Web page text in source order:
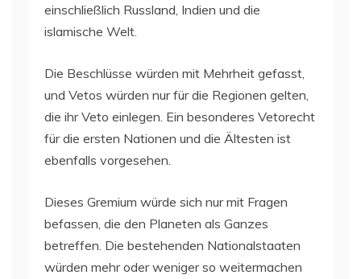
einschließlich Russland, Indien und die
islamische Welt.
Die Beschlüsse würden mit Mehrheit gefasst,
und Vetos würden nur für die Regionen gelten,
die ihr Veto einlegen. Ein besonderes Vetorecht
für die ersten Nationen und die Ältesten ist
ebenfalls vorgesehen.
Dieses Gremium würde sich nur mit Fragen
befassen, die den Planeten als Ganzes
betreffen. Die bestehenden Nationalstaaten
würden mehr oder weniger so weitermachen